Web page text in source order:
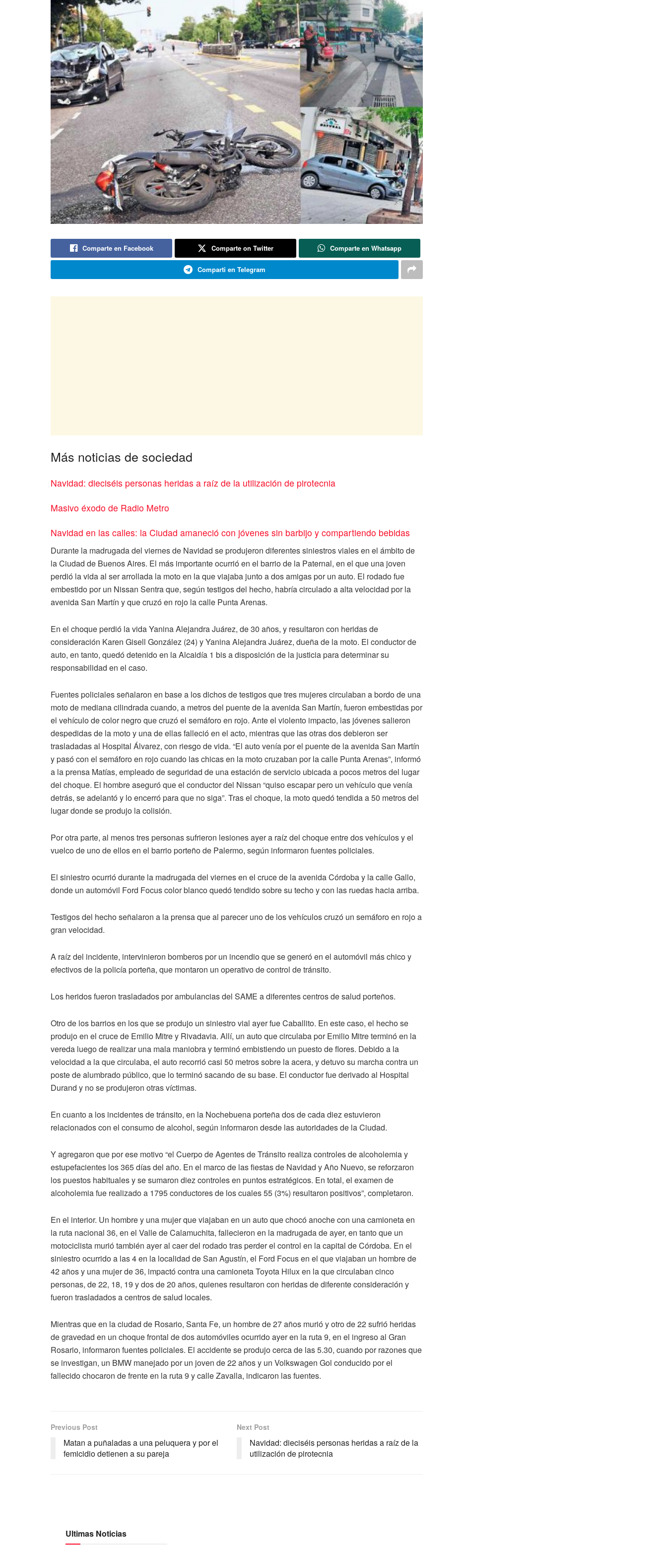
Comparte en Facebook Comparte on Twitter Comparte en Whatsapp
Comparti en Telegram
Más noticias de sociedad
Navidad: dieciséis personas heridas a raíz de la utilización de pirotecnia
Masivo éxodo de Radio Metro
Navidad en las calles: la Ciudad amaneció con jóvenes sin barbijo y compartiendo bebidas
Durante la madrugada del viernes de Navidad se produjeron diferentes siniestros viales en el ámbito de
la Ciudad de Buenos Aires. El más importante ocurrió en el barrio de la Paternal, en el que una joven
perdió la vida al ser arrollada la moto en la que viajaba junto a dos amigas por un auto. El rodado fue
embestido por un Nissan Sentra que, según testigos del hecho, habría circulado a alta velocidad por la
avenida San Martín y que cruzó en rojo la calle Punta Arenas.
En el choque perdió la vida Yanina Alejandra Juárez, de 30 años, y resultaron con heridas de
consideración Karen Gisell González (24) y Yanina Alejandra Juárez, dueña de la moto. El conductor de
auto, en tanto, quedó detenido en la Alcaidía 1 bis a disposición de la justicia para determinar su
responsabilidad en el caso.
Fuentes policiales señalaron en base a los dichos de testigos que tres mujeres circulaban a bordo de una
moto de mediana cilindrada cuando, a metros del puente de la avenida San Martín, fueron embestidas por
el vehículo de color negro que cruzó el semáforo en rojo. Ante el violento impacto, las jóvenes salieron
despedidas de la moto y una de ellas falleció en el acto, mientras que las otras dos debieron ser
trasladadas al Hospital Álvarez, con riesgo de vida. “El auto venía por el puente de la avenida San Martín
y pasó con el semáforo en rojo cuando las chicas en la moto cruzaban por la calle Punta Arenas”, informó
a la prensa Matías, empleado de seguridad de una estación de servicio ubicada a pocos metros del lugar
del choque. El hombre aseguró que el conductor del Nissan “quiso escapar pero un vehículo que venía
detrás, se adelantó y lo encerró para que no siga”. Tras el choque, la moto quedó tendida a 50 metros del
lugar donde se produjo la colisión.
Por otra parte, al menos tres personas sufrieron lesiones ayer a raíz del choque entre dos vehículos y el
vuelco de uno de ellos en el barrio porteño de Palermo, según informaron fuentes policiales.
El siniestro ocurrió durante la madrugada del viernes en el cruce de la avenida Córdoba y la calle Gallo,
donde un automóvil Ford Focus color blanco quedó tendido sobre su techo y con las ruedas hacia arriba.
Testigos del hecho señalaron a la prensa que al parecer uno de los vehículos cruzó un semáforo en rojo a
gran velocidad.
A raíz del incidente, intervinieron bomberos por un incendio que se generó en el automóvil más chico y
efectivos de la policía porteña, que montaron un operativo de control de tránsito.
Los heridos fueron trasladados por ambulancias del SAME a diferentes centros de salud porteños.
Otro de los barrios en los que se produjo un siniestro vial ayer fue Caballito. En este caso, el hecho se
produjo en el cruce de Emilio Mitre y Rivadavia. Allí, un auto que circulaba por Emilio Mitre terminó en la
vereda luego de realizar una mala maniobra y terminó embistiendo un puesto de flores. Debido a la
velocidad a la que circulaba, el auto recorrió casi 50 metros sobre la acera, y detuvo su marcha contra un
poste de alumbrado público, que lo terminó sacando de su base. El conductor fue derivado al Hospital
Durand y no se produjeron otras víctimas.
En cuanto a los incidentes de tránsito, en la Nochebuena porteña dos de cada diez estuvieron
relacionados con el consumo de alcohol, según informaron desde las autoridades de la Ciudad.
Y agregaron que por ese motivo “el Cuerpo de Agentes de Tránsito realiza controles de alcoholemia y
estupefacientes los 365 días del año. En el marco de las fiestas de Navidad y Año Nuevo, se reforzaron
los puestos habituales y se sumaron diez controles en puntos estratégicos. En total, el examen de
alcoholemia fue realizado a 1795 conductores de los cuales 55 (3%) resultaron positivos”, completaron.
En el interior. Un hombre y una mujer que viajaban en un auto que chocó anoche con una camioneta en
la ruta nacional 36, en el Valle de Calamuchita, fallecieron en la madrugada de ayer, en tanto que un
motociclista murió también ayer al caer del rodado tras perder el control en la capital de Córdoba. En el
siniestro ocurrido a las 4 en la localidad de San Agustín, el Ford Focus en el que viajaban un hombre de
42 años y una mujer de 36, impactó contra una camioneta Toyota Hilux en la que circulaban cinco
personas, de 22, 18, 19 y dos de 20 años, quienes resultaron con heridas de diferente consideración y
fueron trasladados a centros de salud locales.
Mientras que en la ciudad de Rosario, Santa Fe, un hombre de 27 años murió y otro de 22 sufrió heridas
de gravedad en un choque frontal de dos automóviles ocurrido ayer en la ruta 9, en el ingreso al Gran
Rosario, informaron fuentes policiales. El accidente se produjo cerca de las 5.30, cuando por razones que
se investigan, un BMW manejado por un joven de 22 años y un Volkswagen Gol conducido por el
fallecido chocaron de frente en la ruta 9 y calle Zavalla, indicaron las fuentes.
Previous Post
Matan a puñaladas a una peluquera y por el
femicidio detienen a su pareja
Next Post
Navidad: dieciséis personas heridas a raíz de la
utilización de pirotecnia
Ultimas Noticias